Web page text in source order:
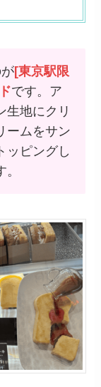
[東京駅限
です。ア
生地にクリ
ームをサン
ッピングし